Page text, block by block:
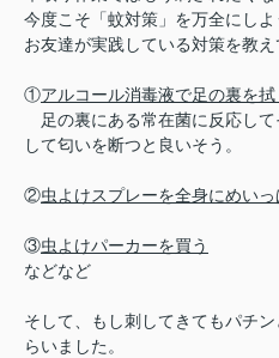
今度こそ「蚊対策」を万全にし
お友達が実践している対策を教え
①アルコール消毒液で足の裏を拭
足の裏にある常在菌に反応し
して匂いを断つと良いそう。
②虫よけスプレーを全身にめいっ
③虫よけパーカーを買う
などなど
そして、もし刺してきてもパチ
らいました。